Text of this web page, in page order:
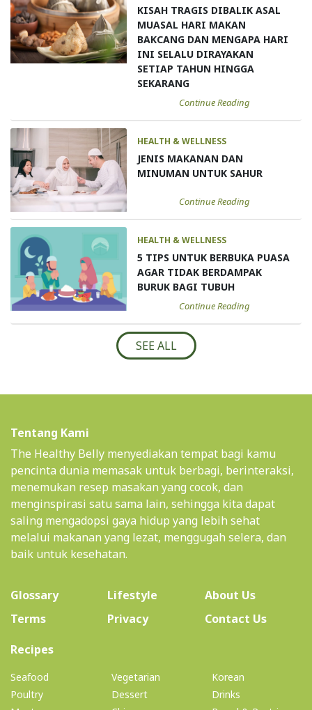
KISAH TRAGIS DIBALIK ASAL
MUASAL HARI MAKAN
BAKCANG DAN MENGAPA HARI
INI SELALU DIRAYAKAN
SETIAP TAHUN HINGGA
SEKARANG
Continue Reading
HEALTH & WELLNESS
JENIS MAKANAN DAN
MINUMAN UNTUK SAHUR
Continue Reading
HEALTH & WELLNESS
5 TIPS UNTUK BERBUKA PUASA
AGAR TIDAK BERDAMPAK
BURUK BAGI TUBUH
Continue Reading
SEE ALL
Tentang Kami
The Healthy Belly menyediakan tempat bagi kamu
pencinta dunia memasak untuk berbagi, berinteraksi,
menemukan resep masakan yang cocok, dan
menginspirasi satu sama lain, sehingga kita dapat
saling mengadopsi gaya hidup yang lebih sehat
melalui makanan yang lezat, menggugah selera, dan
baik untuk kesehatan.
Glossary Lifestyle About Us(current)
Terms
Privacy
Contact Us
Recipes(current)
Seafood
Poultry
Vegetarian
Dessert
Korean
Drinks